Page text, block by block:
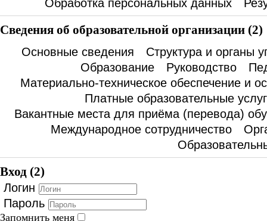
Обработка персональных данных
Сведения об образовательной организации (2)
Основные сведения
Структура и органы
Образование
Руководство
Материально-техническое обеспечение и
Платные образовательные
Вакантные места для приёма (перевода)
Международное сотрудничество
Вход (2)
Логин
Пароль
Запомнить меня